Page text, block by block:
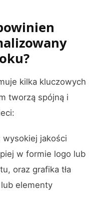
kilka kluczowych
tworzą spójną i
wysokiej jakości
w formie logo lub
oraz grafika tła
elementy